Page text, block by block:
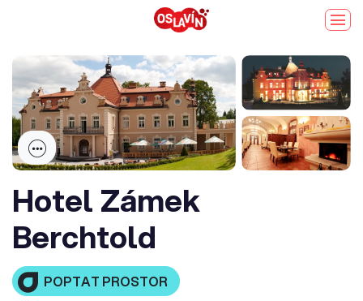
Hotel Zámek
Berchtold
POPTAT PROSTOR